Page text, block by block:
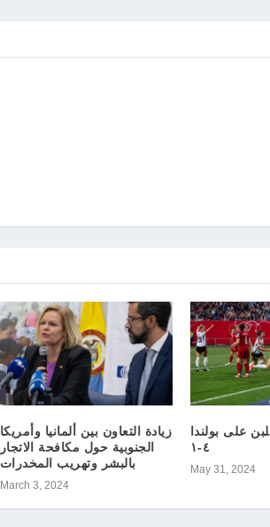
زيادة التعاون بين ألمانيا وأمريكا
الجنوبية حول مكافحة الاتجار
بالبشر وتهريب المخدرات
March 3, 2024
على بولندا
٤-١
May 31, 2024